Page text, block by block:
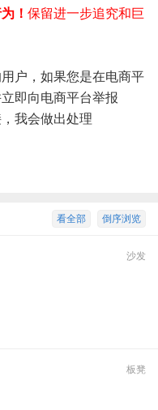
！ 保留进一步追究和巨
户，如果您是在电商平
即向电商平台举报
我会做出处理
倒序浏览
看全部
沙发
板凳